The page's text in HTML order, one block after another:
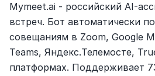
Mymeet.ai - российский AI-
встреч. Бот автоматически
совещаниям в Zoom, Google
Teams, Яндекс.Телемосте,
платформах. Поддерживает